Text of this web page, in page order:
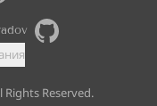
Reserved.